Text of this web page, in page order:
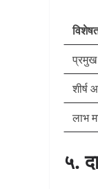
प्रमुख
शीर्ष
लाभ
५.